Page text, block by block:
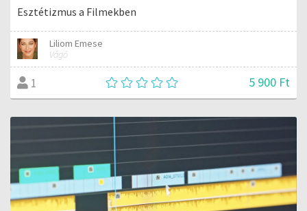
Esztétizmus a Filmekben
Liliom Emese
Vágó
1 5 900 Ft